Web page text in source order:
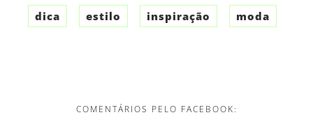
dica estilo inspiração moda
COMENTÁRIOS PELO FACEBOOK: